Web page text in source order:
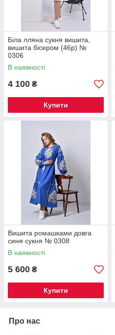
Біла лляна сукня вишита,
вишита бісером (46р) №
0306
В наявності
4 100 ₴
Купити
Вишита ромашками довга
синя сукня № 0308
В наявності
5 600 ₴
Купити
Про нас